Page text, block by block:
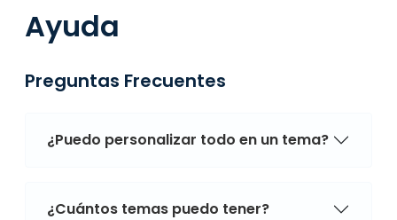
Ayuda
Preguntas Frecuentes
¿Puedo personalizar todo en un tema?
¿Cuántos temas puedo tener?